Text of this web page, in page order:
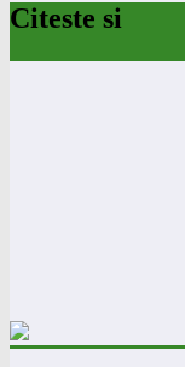
Citeste si